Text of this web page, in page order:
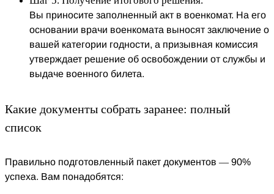
Вы приносите заполненный акт в военкомат. На его
основании врачи военкомата выносят заключение о
вашей категории годности, а призывная комиссия
утверждает решение об освобождении от службы и
выдаче военного билета.
Какие документы собрать заранее: полный
список
Правильно подготовленный пакет документов — 90%
успеха. Вам понадобятся: